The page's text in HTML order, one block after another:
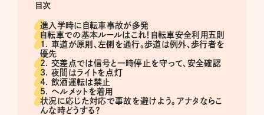
目次
進入学時に自転車事故が多発
自転車での基本ルールはこれ！自転車安全利用五則
1. 車道が原則、左側を通行。歩道は例外、歩行者を
優先
2. 交差点では信号と一時停止を守って、安全確認
3. 夜間はライトを点灯
4. 飲酒運転は禁止
5. ヘルメットを着用
状況に応じた対応で事故を避けよう。アナタならこ
んな時どうする？